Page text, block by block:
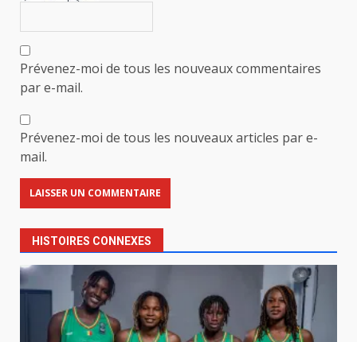
Prévenez-moi de tous les nouveaux commentaires
par e-mail.
Prévenez-moi de tous les nouveaux articles par e-
mail.
HISTOIRES CONNEXES